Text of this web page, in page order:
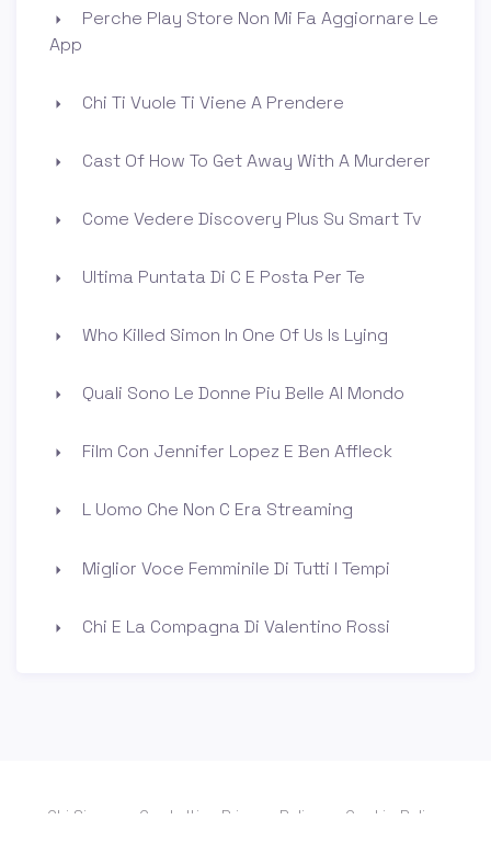
Perche Play Store Non Mi Fa Aggiornare Le
App
Chi Ti Vuole Ti Viene A Prendere
Cast Of How To Get Away With A Murderer
Come Vedere Discovery Plus Su Smart Tv
Ultima Puntata Di C E Posta Per Te
Who Killed Simon In One Of Us Is Lying
Quali Sono Le Donne Piu Belle Al Mondo
Film Con Jennifer Lopez E Ben Affleck
L Uomo Che Non C Era Streaming
Miglior Voce Femminile Di Tutti I Tempi
Chi E La Compagna Di Valentino Rossi
Chi Siamo Contatti Privacy Policy Cookie Policy